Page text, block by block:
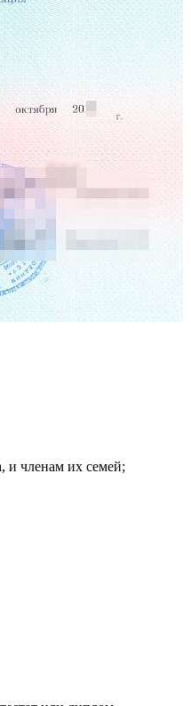
и членам их семей;